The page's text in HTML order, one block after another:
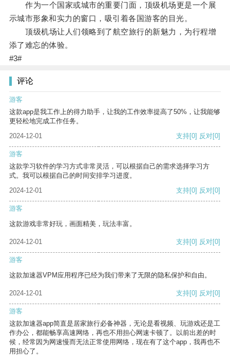
作为一个国家或城市的重要门面，顶级机场更是一个展
示城市形象和实力的窗口，吸引着各国游客的目光。
顶级机场让人们领略到了航空旅行的新魅力，为行程增
添了难忘的体验。
#3#
评论
游客
这款app是我工作上的得力助手，让我的工作效率提高了50%，让我能够
更轻松地完成工作任务。
2024-12-01
支持[0] 反对[0]
游客
这款学习软件的学习方式非常灵活，可以根据自己的需求选择学习方
式。我可以根据自己的时间安排学习进度。
2024-12-01
支持[0] 反对[0]
游客
这款游戏非常好玩，画面精美，玩法丰富。
2024-12-01 支持[0] 反对[0]
游客
这款加速器VPM应用程序已经为我们带来了无限的隐私保护和自由。
2024-12-01 支持[0] 反对[0]
游客
这款加速器app简直是居家旅行必备神器，无论是看视频、玩游戏还是工
作办公，都能畅享高速网络，再也不用担心网速卡顿了。以前出差的时
候，经常因为网速慢而无法正常使用网络，现在有了这个app，我再也不
用担心了。